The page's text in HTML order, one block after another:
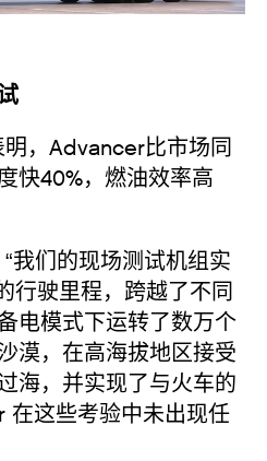
Advancer比市场同
快40%，燃油效率高
们的现场测试机组实
行驶里程，跨越了不同
电模式下运转了数万个
漠，在高海拔地区接受
海，并实现了与火车的
在这些考验中未出现任